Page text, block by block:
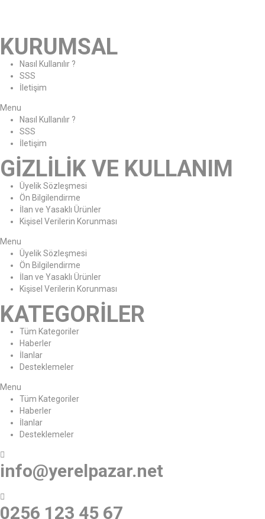
KURUMSAL
Nasıl Kullanılır ?
SSS
İletişim
Menu
Nasıl Kullanılır ?
SSS
İletişim
GİZLİLİK VE KULLANIM
Üyelik Sözleşmesi
Ön Bilgilendirme
İlan ve Yasaklı Ürünler
Kişisel Verilerin Korunması
Menu
Üyelik Sözleşmesi
Ön Bilgilendirme
İlan ve Yasaklı Ürünler
Kişisel Verilerin Korunması
KATEGORİLER
Tüm Kategoriler
Haberler
İlanlar
Desteklemeler
Menu
Tüm Kategoriler
Haberler
İlanlar
Desteklemeler
info@yerelpazar.net
0256 123 45 67